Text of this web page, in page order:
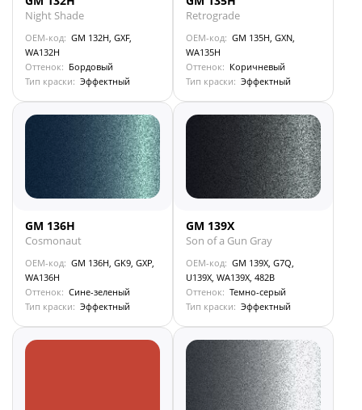
Night Shade
OEM-код: GM 132H, GXF,
WA132H
Оттенок: Бордовый
Тип краски: Эффектный
Retrograde
OEM-код: GM 135H, GXN,
WA135H
Оттенок: Коричневый
Тип краски: Эффектный
GM 136H
Cosmonaut
OEM-код: GM 136H, GK9, GXP,
WA136H
Оттенок: Сине-зеленый
Тип краски: Эффектный
GM 139X
Son of a Gun Gray
OEM-код: GM 139X, G7Q,
U139X, WA139X, 482B
Оттенок: Темно-серый
Тип краски: Эффектный